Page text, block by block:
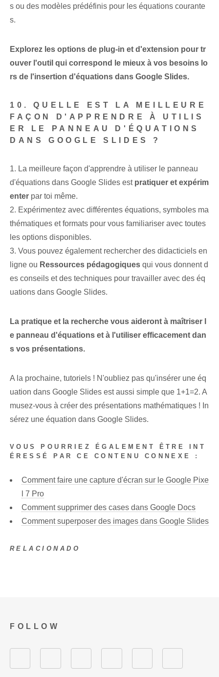
s ou des modèles prédéfinis pour les équations courante
s.
Explorez les options de plug-in et d'extension pour tr
ouver l'outil qui correspond le mieux à vos besoins lo
rs de l'insertion d'équations dans Google Slides.
10. QUELLE EST LA MEILLEURE
FAÇON D'APPRENDRE À UTILIS
ER LE PANNEAU D'ÉQUATIONS
DANS GOOGLE SLIDES ?
1. La meilleure façon d'apprendre à utiliser le panneau
d'équations dans Google Slides est pratiquer et expérim
enter par toi même.
2. Expérimentez avec différentes équations, symboles ma
thématiques et formats pour vous familiariser avec toutes
les options disponibles.
3. Vous pouvez également rechercher des didacticiels en
ligne ou Ressources pédagogiques qui vous donnent d
es conseils et des techniques pour travailler avec des éq
uations dans Google Slides.
La pratique et la recherche vous aideront à maîtriser l
e panneau d'équations et à l'utiliser efficacement dan
s vos présentations.
A la prochaine, tutoriels ! N'oubliez pas qu'insérer une éq
uation dans Google Slides est aussi simple que 1+1=2. A
musez-vous à créer des présentations mathématiques ! In
sérez une équation dans Google Slides.
VOUS POURRIEZ ÉGALEMENT ÊTRE INT
ÉRESSÉ PAR CE CONTENU CONNEXE :
Comment faire une capture d'écran sur le Google Pixe
l 7 Pro
Comment supprimer des cases dans Google Docs
Comment superposer des images dans Google Slides
RELACIONADO
FOLLOW